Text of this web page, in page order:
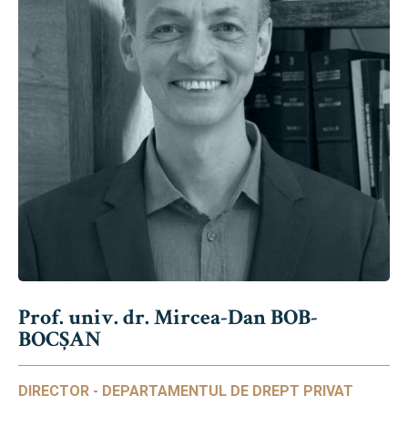
Prof. univ. dr. Mircea-Dan BOB-
BOCȘAN
DIRECTOR - DEPARTAMENTUL DE DREPT PRIVAT